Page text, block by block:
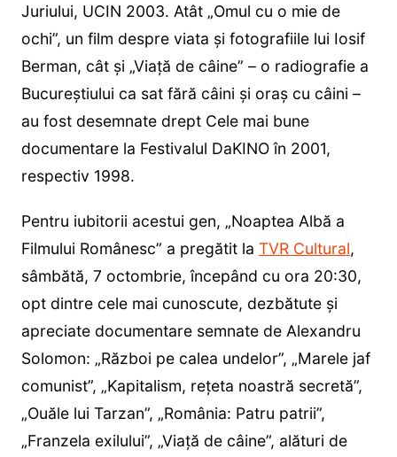
Juriului, UCIN 2003. Atât „Omul cu o mie de
ochi”, un film despre viata şi fotografiile lui Iosif
Berman, cât şi „Viaţă de câine” – o radiografie a
Bucureştiului ca sat fără câini şi oraş cu câini –
au fost desemnate drept Cele mai bune
documentare la Festivalul DaKINO în 2001,
respectiv 1998.
Pentru iubitorii acestui gen, „Noaptea Albă a
Filmului Românesc” a pregătit la TVR Cultural,
sâmbătă, 7 octombrie, începând cu ora 20:30,
opt dintre cele mai cunoscute, dezbătute şi
apreciate documentare semnate de Alexandru
Solomon: „Război pe calea undelor”, „Marele jaf
comunist”, „Kapitalism, reţeta noastră secretă”,
„Ouăle lui Tarzan”, „România: Patru patrii”,
„Franzela exilului”, „Viaţă de câine”, alături de